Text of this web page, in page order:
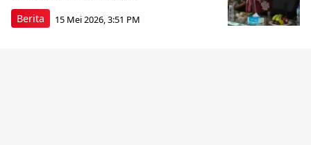
Berita 15 Mei 2026, 3:51 PM